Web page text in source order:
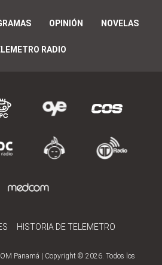
OPINIÓN NOVELAS
RADIO
HISTORIA DE TELEMETRO
Panamá | Copyright © 2026. Todos los